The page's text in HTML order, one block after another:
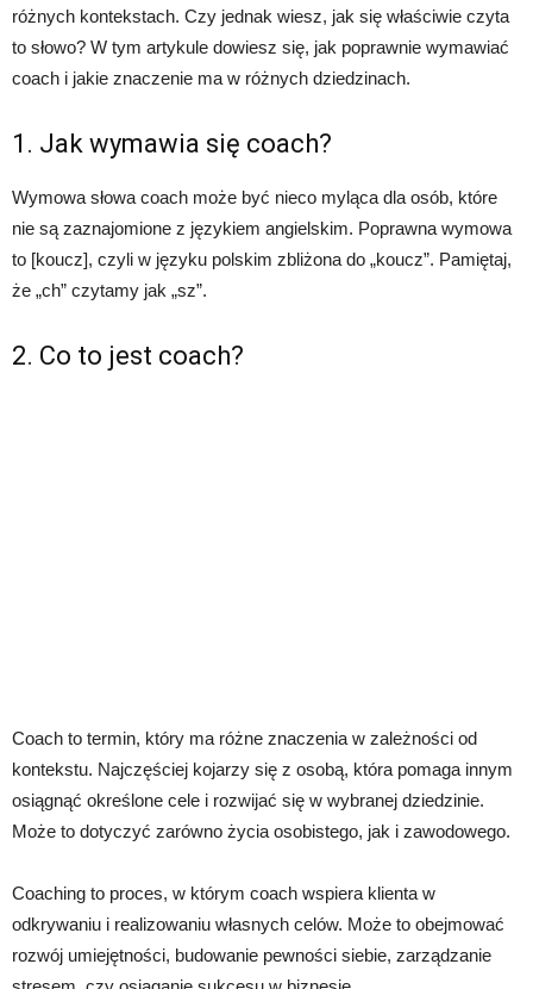
różnych kontekstach. Czy jednak wiesz, jak się właściwie czyta
to słowo? W tym artykule dowiesz się, jak poprawnie wymawiać
coach i jakie znaczenie ma w różnych dziedzinach.
1. Jak wymawia się coach?
Wymowa słowa coach może być nieco myląca dla osób, które
nie są zaznajomione z językiem angielskim. Poprawna wymowa
to [koucz], czyli w języku polskim zbliżona do „koucz”. Pamiętaj,
że „ch” czytamy jak „sz”.
2. Co to jest coach?
Coach to termin, który ma różne znaczenia w zależności od
kontekstu. Najczęściej kojarzy się z osobą, która pomaga innym
osiągnąć określone cele i rozwijać się w wybranej dziedzinie.
Może to dotyczyć zarówno życia osobistego, jak i zawodowego.
Coaching to proces, w którym coach wspiera klienta w
odkrywaniu i realizowaniu własnych celów. Może to obejmować
rozwój umiejętności, budowanie pewności siebie, zarządzanie